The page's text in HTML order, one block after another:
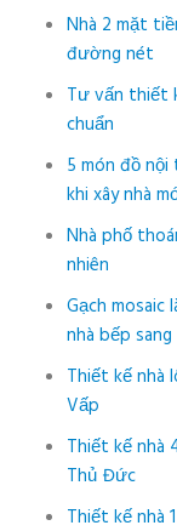
Nhà 2 mặt
đường nét
Tư vấn thiết
chuẩn
5 món đồ
khi xây nhà
Nhà phố
nhiên
Gạch
nhà bếp
Thiết kế nhà
Vấp
Thiết kế nhà
Thủ Đức
Thiết kế nhà